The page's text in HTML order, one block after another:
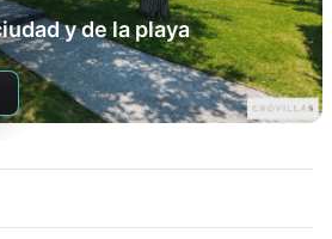
y de la playa